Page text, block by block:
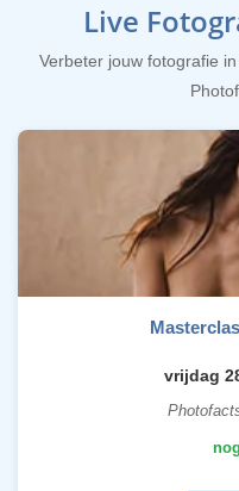
Live
Verbeter jouw fotografie
vrijdag